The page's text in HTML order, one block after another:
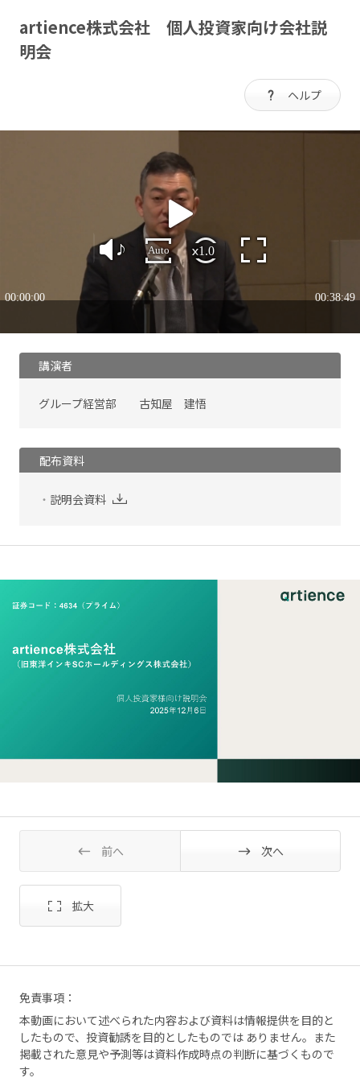
artience株式会社 個人投資家向け会社説
明会
ヘルプ
講演者
グループ経営部 古知屋 建悟
配布資料
説明会資料
前へ 次へ
免責事項：
本動画において述べられた内容および資料は情報提供を目的と
したもので、投資勧誘を目的としたものでは ありません。また
掲載された意見や予測等は資料作成時点の判断に基づくもので
す。